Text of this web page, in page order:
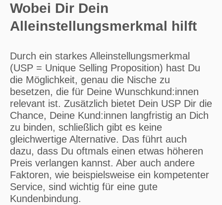
Wobei Dir Dein
Alleinstellungsmerkmal hilft
Durch ein starkes Alleinstellungsmerkmal
(USP = Unique Selling Proposition) hast Du
die Möglichkeit, genau die Nische zu
besetzen, die für Deine Wunschkund:innen
relevant ist. Zusätzlich bietet Dein USP Dir die
Chance, Deine Kund:innen langfristig an Dich
zu binden, schließlich gibt es keine
gleichwertige Alternative. Das führt auch
dazu, dass Du oftmals einen etwas höheren
Preis verlangen kannst. Aber auch andere
Faktoren, wie beispielsweise ein kompetenter
Service, sind wichtig für eine gute
Kundenbindung.